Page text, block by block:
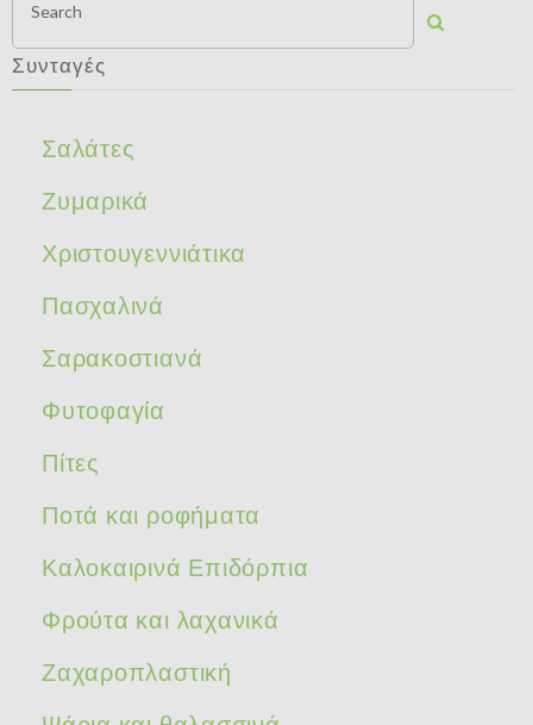
Search
Συνταγές
Σαλάτες
Ζυμαρικά
Χριστουγεννιάτικα
Πασχαλινά
Σαρακοστιανά
Φυτοφαγία
Πίτες
Ποτά και ροφήματα
Καλοκαιρινά Επιδόρπια
Φρούτα και λαχανικά
Ζαχαροπλαστική